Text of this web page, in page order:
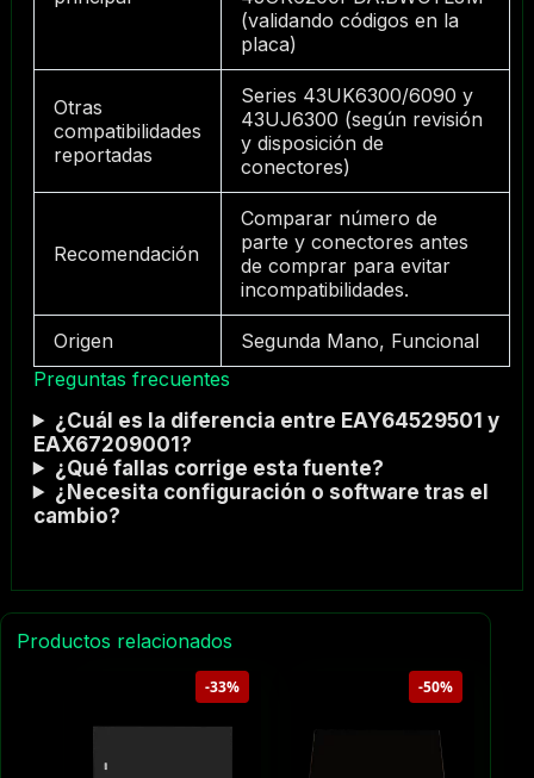
(validando códigos en la
placa)
Otras
compatibilidades
reportadas
Series 43UK6300/6090 y
43UJ6300 (según revisión
y disposición de
conectores)
Recomendación
Comparar número de
parte y conectores antes
de comprar para evitar
incompatibilidades.
Origen
Segunda Mano, Funcional
Preguntas frecuentes
¿Cuál es la diferencia entre EAY64529501 y
EAX67209001?
¿Qué fallas corrige esta fuente?
¿Necesita configuración o software tras el
cambio?
Productos relacionados
-33% -50%